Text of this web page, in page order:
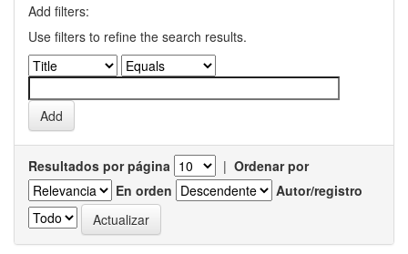
Add filters:
Use filters to refine the search results.
Resultados por página | Ordenar por
En orden
Autor/registro